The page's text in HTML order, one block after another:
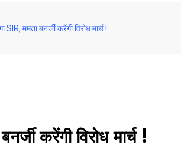
ममता बनर्जी करेंगी विरोध मार्च !
करेंगी विरोध मार्च !